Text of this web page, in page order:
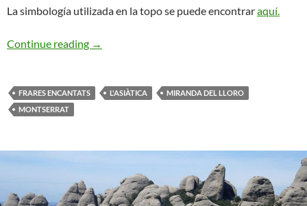
La simbología utilizada en la topo se puede encontraraquí.
Continue reading Ancestra. L’Asiàtica
→
FRARES ENCANTATS L'ASIÀTICA
MIRANDA DEL LLORO
MONTSERRAT